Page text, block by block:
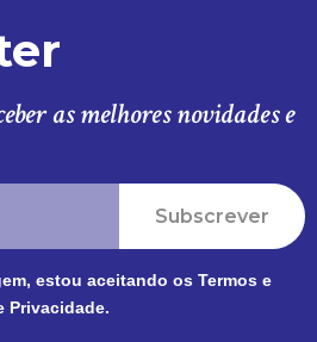
as melhores novidades e
Subscrever
estou aceitando os Termos e
Privacidade.